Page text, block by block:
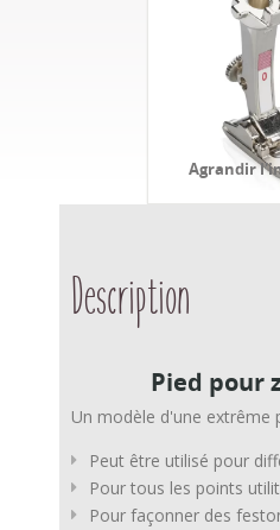
Agrandir
Description
Pied pour
Un modèle d'une extrême
Peut être utilisé pour
Pour tous les points
Pour façonner des